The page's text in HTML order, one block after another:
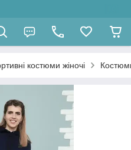
костюми жіночі